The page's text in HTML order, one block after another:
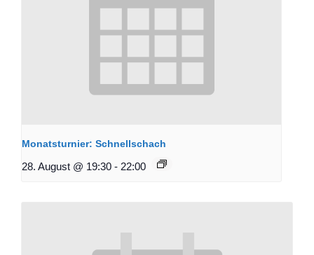
Monatsturnier: Schnellschach
28. August @ 19:30 - 22:00